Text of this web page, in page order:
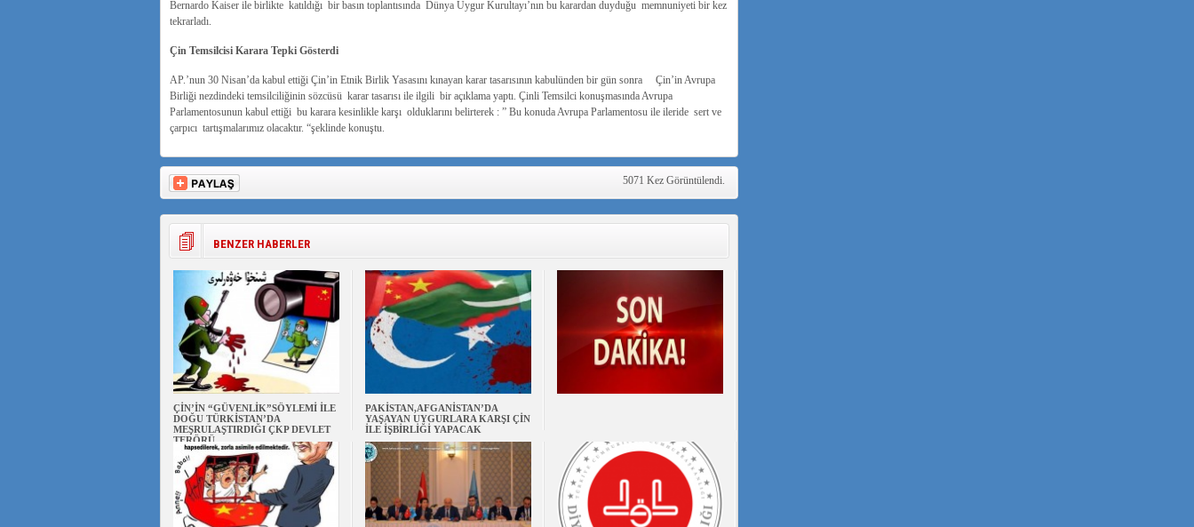
Bernardo Kaiser ile birlikte katıldığı bir basın toplantısında Dünya Uygur Kurultayı’nın bu karardan duyduğu memnuniyeti bir kez
tekrarladı.
Çin Temsilcisi Karara Tepki Gösterdi
AP.’nun 30 Nisan’da kabul ettiği Çin’in Etnik Birlik Yasasını kınayan karar tasarısının kabulünden bir gün sonra Çin’in Avrupa
Birliği nezdindeki temsilciliğinin sözcüsü karar tasarısı ile ilgili bir açıklama yaptı. Çinli Temsilci konuşmasında Avrupa
Parlamentosunun kabul ettiği bu karara kesinlikle karşı olduklarını belirterek : ” Bu konuda Avrupa Parlamentosu ile ileride sert ve
çarpıcı tartışmalarımız olacaktır. “şeklinde konuştu.
5071 Kez Görüntülendi.
BENZER HABERLER
ÇİN’İN “GÜVENLİK”SÖYLEMİ İLE
DOĞU TÜRKİSTAN’DA
MEŞRULAŞTIRDIĞI ÇKP DEVLET
TERÖRÜ
PAKİSTAN,AFGANİSTAN’DA
YAŞAYAN UYGURLARA KARŞI ÇİN
İLE İŞBİRLİĞİ YAPACAK